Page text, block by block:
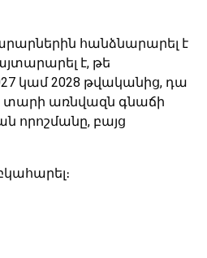
հանձնարարել է
է, թե
կամ 2028 թվականից, դա
տարի առնվազն գնաճի
որոշմանը, բայց